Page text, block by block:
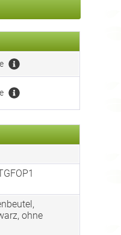
ohne